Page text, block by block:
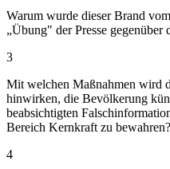
Warum wurde dieser Brand
„Übung" der Presse gegenüber
3
Mit welchen Maßnahmen wird
hinwirken, die Bevölkerung
beabsichtigten
Bereich Kernkraft zu bewahren?
4